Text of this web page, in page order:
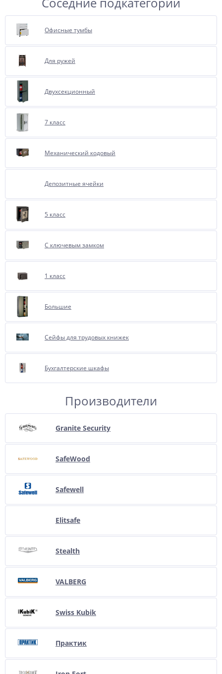
Офисные тумбы
Для ружей
Двухсекционный
7 класс
Механический кодовый
Депозитные ячейки
5 класс
С ключевым замком
1 класс
Большие
Сейфы для трудовых книжек
Бухгалтерские шкафы
Производители
Granite Security
SafeWood
Safewell
Elitsafe
Stealth
VALBERG
Swiss Kubik
Практик